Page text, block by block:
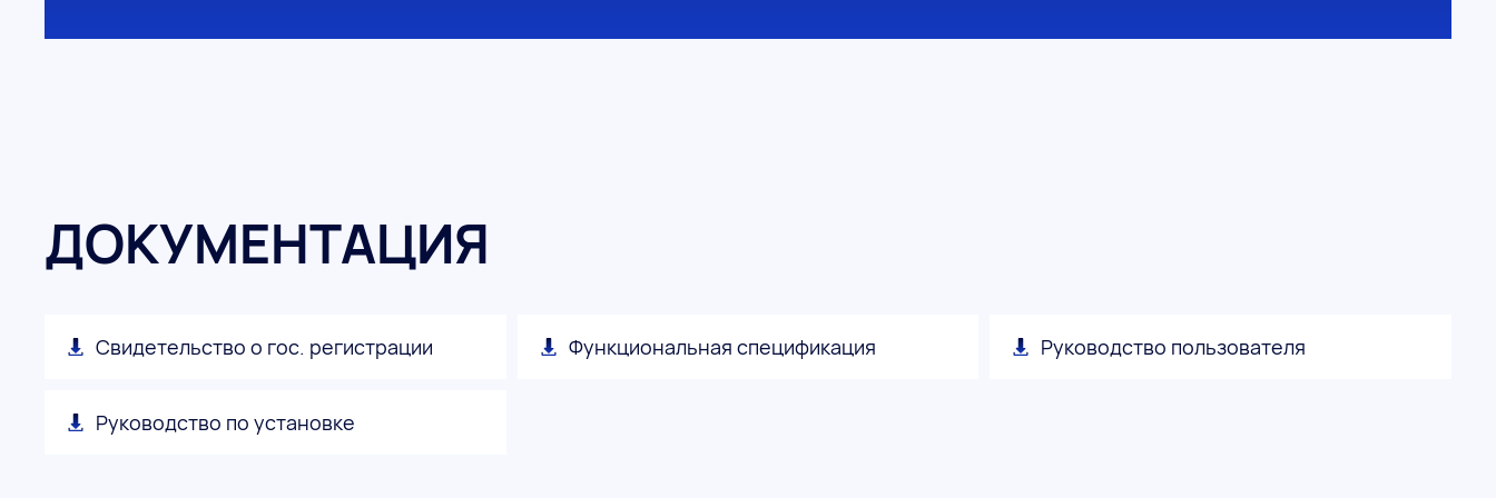
ДОКУМЕНТАЦИЯ
Свидетельство о гос. регистрации Функциональная спецификация Руководство пользователя
Руководство по установке